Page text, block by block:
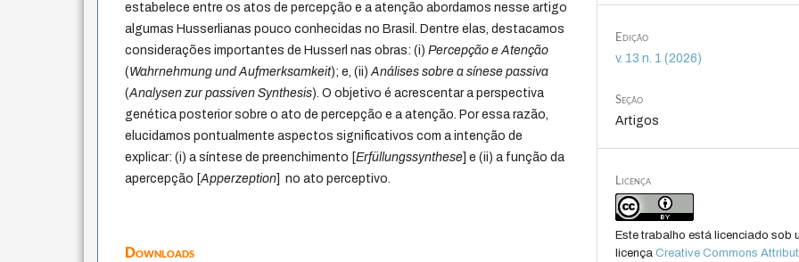
estabelece entre os atos de percepção e a atenção abordamos nesse artigo
algumas Husserlianas pouco conhecidas no Brasil. Dentre elas, destacamos
considerações importantes de Husserl nas obras: (i)Percepção e Atenção
(Wahrnehmung und Aufmerksamkeit); e, (ii) Análises sobre a sínese passiva
(Analysen zur passiven Synthesis). O objetivo é acrescentar a perspectiva
genética posterior sobre o ato de percepção e a atenção. Por essa razão,
elucidamos pontualmente aspectos significativos com a intenção de
explicar: (i) a síntese de preenchimento [Erfüllungssynthese ] e (ii) a função da
apercepção [Apperzeption ] no ato perceptivo.
Downloads
Edição
v. 13 n. 1 (2026)
Seção
Artigos
Licença
Este trabalho está licenciado sob
licençaCreative Commons